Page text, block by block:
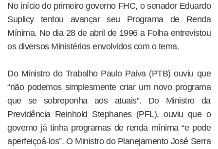
No início do primeiro governo FHC, o senador Eduardo
Suplicy tentou avançar seu Programa de Renda
Mínima. No dia 28 de abril de 1996 a Folha entrevistou
os diversos Ministérios envolvidos com o tema.
Do Ministro do Trabalho Paulo Paiva (PTB) ouviu que
“não podemos simplesmente criar um novo programa
que se sobreponha aos atuais”. Do Ministro da
Previdência Reinhold Stephanes (PFL), ouviu que o
governo já tinha programas de renda mínima “e pode
aperfeiçoá-los”. O Ministro do Planejamento José Serra